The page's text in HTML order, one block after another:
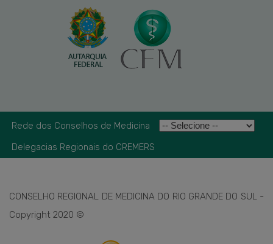
Rede dos Conselhos de Medicina
Delegacias Regionais do CREMERS
CONSELHO REGIONAL DE MEDICINA DO RIO GRANDE DO SUL -
Copyright 2020 ©